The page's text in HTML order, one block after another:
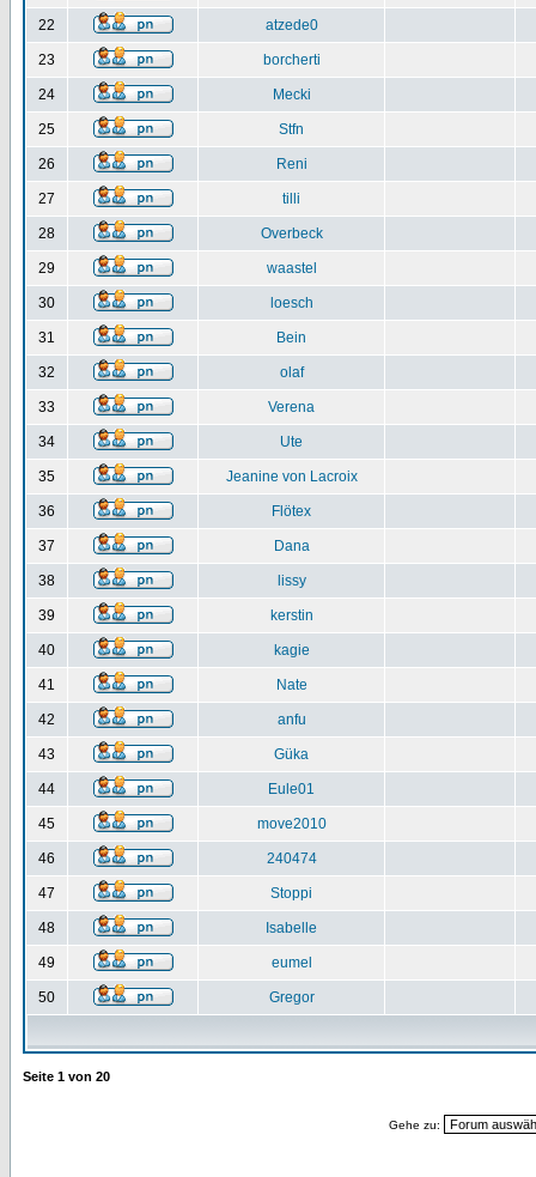
22 atzede0
23 borcherti
24 Mecki
25 Stfn
26 Reni
27 tilli
28 Overbeck
29 waastel
30 loesch
31 Bein
32 olaf
33 Verena
34 Ute
35 Jeanine von Lacroix
36 Flötex
37 Dana
38 lissy
39 kerstin
40 kagie
41 Nate
42 anfu
43 Güka
44 Eule01
45 move2010
46 240474
47 Stoppi
48 Isabelle
49 eumel
50 Gregor
Seite 1 von 20
Gehe zu: